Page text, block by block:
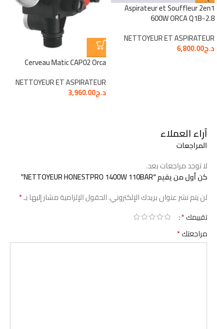
Aspirateur et Souffleur 2en1
600W ORCA Q1B-2.8
NETTOYEUR ET ASPIRATEUR
د.ج6,800.00
Cerveau Matic CAP02 Orca
NETTOYEUR ET ASPIRATEUR
د.ج3,960.00
آراء العملاء
المراجعات
لا توجد مراجعات بعد.
كن أول من يقيم “NETTOYEUR HONESTPRO 1400W 110BAR”
لن يتم نشر عنوان بريدك الإلكتروني.الحقول الإلزامية مشار إليها بـ*
تقييمك*
مراجعتك*